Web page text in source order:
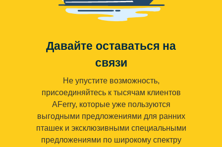
Давайте оставаться на
связи
Не упустите возможность,
присоединяйтесь к тысячам клиентов
AFerry, которые уже пользуются
выгодными предложениями для ранних
пташек и эксклюзивными специальными
предложениями по широкому спектру